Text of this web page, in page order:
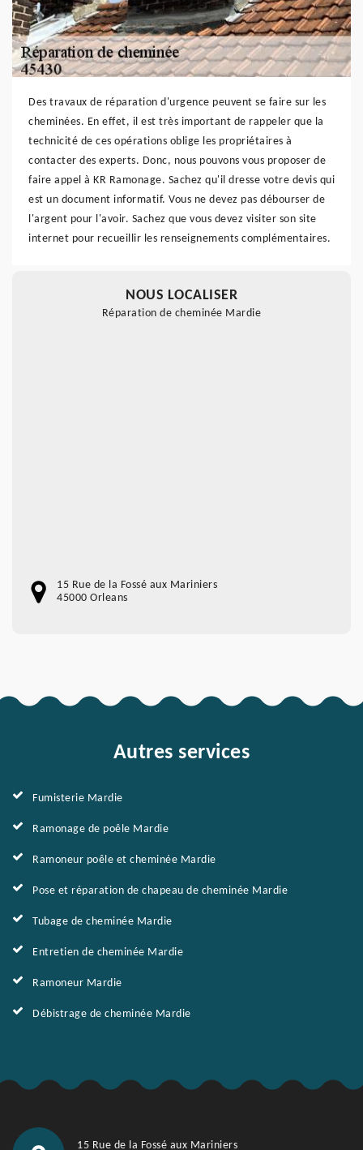
Des travaux de réparation d'urgence peuvent se faire sur les
cheminées. En effet, il est très important de rappeler que la
technicité de ces opérations oblige les propriétaires à
contacter des experts. Donc, nous pouvons vous proposer de
faire appel à KR Ramonage. Sachez qu'il dresse votre devis qui
est un document informatif. Vous ne devez pas débourser de
l'argent pour l'avoir. Sachez que vous devez visiter son site
internet pour recueillir les renseignements complémentaires.
NOUS LOCALISER
Réparation de cheminée Mardie
15 Rue de la Fossé aux Mariniers
45000 Orleans
Autres services
Fumisterie Mardie
Ramonage de poêle Mardie
Ramoneur poêle et cheminée Mardie
Pose et réparation de chapeau de cheminée Mardie
Tubage de cheminée Mardie
Entretien de cheminée Mardie
Ramoneur Mardie
Débistrage de cheminée Mardie
15 Rue de la Fossé aux Mariniers